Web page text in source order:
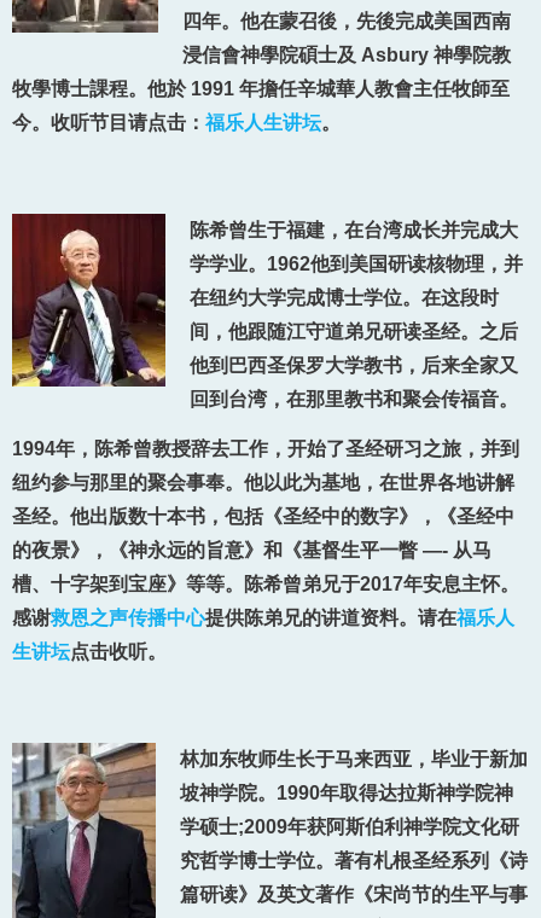
四年。他在蒙召後，先後完成美国西南
浸信會神學院碩士及 Asbury 神學院教
牧學博士課程。他於 1991 年擔任辛城華人教會主任牧師至
今。收听节目请点击： 福乐人生讲坛。
陈希曾生于福建，在台湾成长并完成大
学学业。1962他到美国研读核物理，并
在纽约大学完成博士学位。在这段时
间，他跟随江守道弟兄研读圣经。之后
他到巴西圣保罗大学教书，后来全家又
回到台湾，在那里教书和聚会传福音。
1994年，陈希曾教授辞去工作，开始了圣经研习之旅，并到
纽约参与那里的聚会事奉。他以此为基地，在世界各地讲解
圣经。他出版数十本书，包括《圣经中的数字》，《圣经中
的夜景》，《神永远的旨意》和《基督生平一瞥 —- 从马
槽、十字架到宝座》等等。陈希曾弟兄于2017年安息主怀。
感谢救恩之声传播中心提供陈弟兄的讲道资料。请在福乐人
生讲坛点击收听。
林加东牧师生长于马来西亚，毕业于新加
坡神学院。1990年取得达拉斯神学院神
学硕士;2009年获阿斯伯利神学院文化研
究哲学博士学位。著有札根圣经系列《诗
篇研读》及英文著作《宋尚节的生平与事